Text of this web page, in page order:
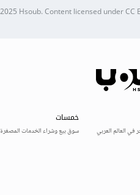
Hsoub.Content licensed underCC